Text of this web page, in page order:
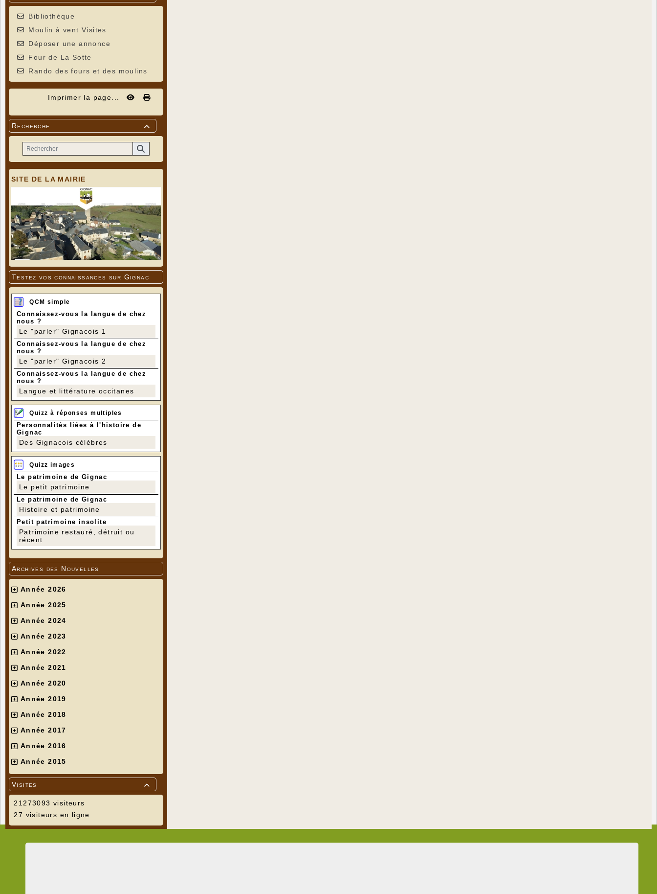
Bibliothèque
Moulin à vent Visites
Déposer une annonce
Four de La Sotte
Rando des fours et des moulins
Imprimer la page...

Recherche
SITE DE LA MAIRIE
Testez vos connaissances sur Gignac
QCM simple
Connaissez-vous la langue de chez
nous ?
Le "parler" Gignacois 1
Connaissez-vous la langue de chez
nous ?
Le "parler" Gignacois 2
Connaissez-vous la langue de chez
nous ?
Langue et littérature occitanes
Quizz à réponses multiples
Personnalités liées à l'histoire de
Gignac
Des Gignacois célèbres
Quizz images
Le patrimoine de Gignac
Le petit patrimoine
Le patrimoine de Gignac
Histoire et patrimoine
Petit patrimoine insolite
Patrimoine restauré, détruit ou
récent
Archives des Nouvelles
Année 2026
Année 2025
Année 2024
Année 2023
Année 2022
Année 2021
Année 2020
Année 2019
Année 2018
Année 2017
Année 2016
Année 2015

Visites
21273093 visiteurs
27 visiteurs en ligne